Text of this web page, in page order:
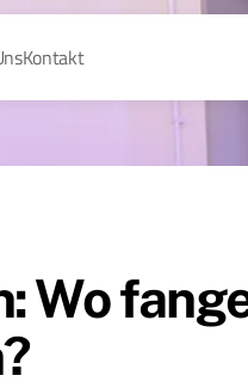
Kontakt
Wo